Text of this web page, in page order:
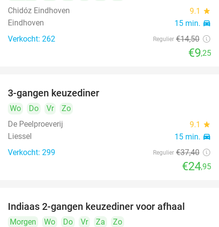
Chidóz Eindhoven
9.1 star
Eindhoven 15 min. directions_car
Verkocht: 262 Regulier €14,50
€9,25
3-gangen keuzediner
Wo Do Vr
Zo
De Peelproeverij
9.1 star
Liessel 15 min. directions_car
Verkocht: 299 Regulier €37,40
€24,95
Indiaas 2-gangen keuzediner voor afhaal
Morgen Wo Do Vr Za
Zo